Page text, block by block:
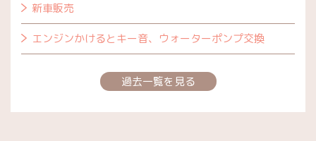
新車販売
エンジンかけるとキー音、ウォーターポンプ交換
過去一覧を見る